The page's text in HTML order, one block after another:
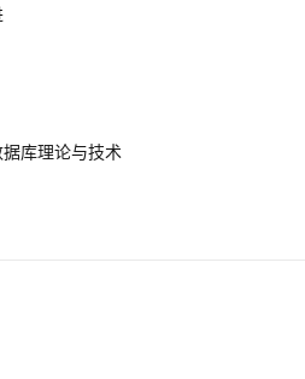
autotrace的问题？
库理论与技术